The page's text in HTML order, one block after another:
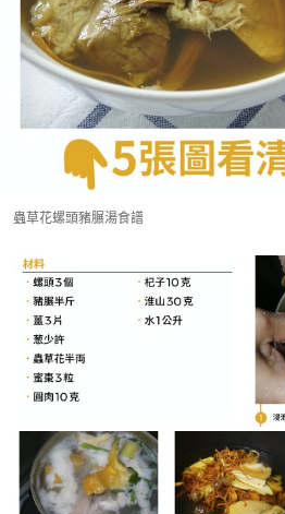
蟲草花螺頭豬𦟌湯食譜